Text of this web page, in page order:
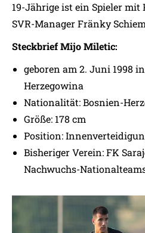
19-Jährige ist ein Spieler mit
SVR-Manager Fränky
Steckbrief Mijo Miletic:
geboren am 2. Juni 1998
Herzegowina
Nationalität: Bosnien-
Größe: 178 cm
Position:
Bisheriger Verein: FK
Nachwuchs-